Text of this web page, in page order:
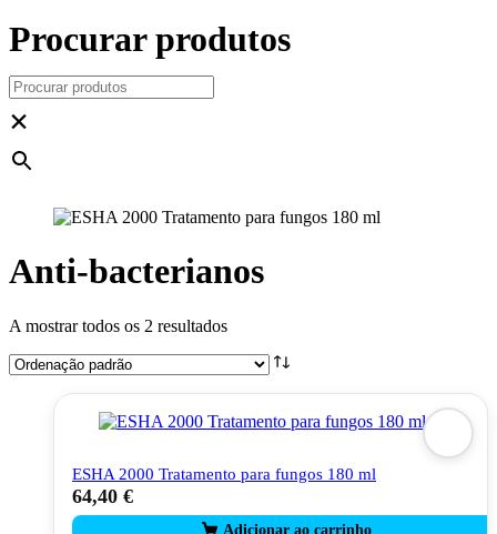
Procurar produtos
×
Anti-bacterianos
A mostrar todos os 2 resultados
ESHA 2000 Tratamento para fungos 180 ml
64,40 €